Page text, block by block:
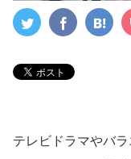
テレビドラマやバ